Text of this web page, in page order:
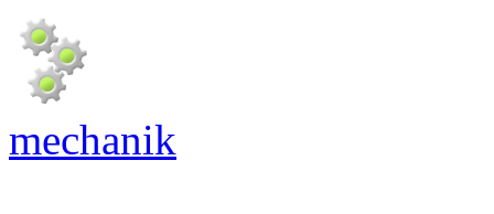
mechanik